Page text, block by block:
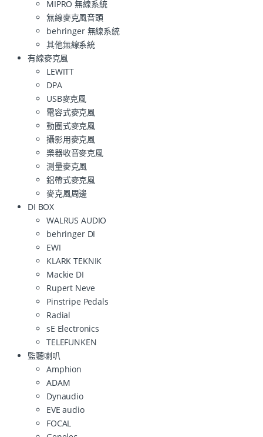
MIPRO 無線系統
無線麥克風音頭
behringer 無線系統
其他無線系統
有線麥克風
LEWITT
DPA
USB麥克風
電容式麥克風
動圈式麥克風
攝影用麥克風
樂器收音麥克風
測量麥克風
鋁帶式麥克風
麥克風周邊
DI BOX
WALRUS AUDIO
behringer DI
EWI
KLARK TEKNIK
Mackie DI
Rupert Neve
Pinstripe Pedals
Radial
sE Electronics
TELEFUNKEN
監聽喇叭
Amphion
ADAM
Dynaudio
EVE audio
FOCAL